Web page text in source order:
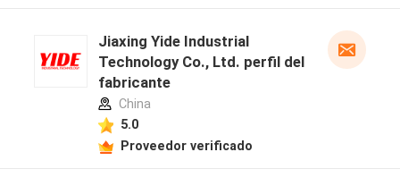
Jiaxing Yide Industrial
Technology Co., Ltd. perfil del
fabricante
China
5.0
Proveedor verificado